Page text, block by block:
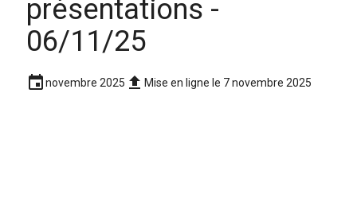
présentations -
06/11/25
eventnovembre 2025 upload Mise en ligne le 7 novembre 2025